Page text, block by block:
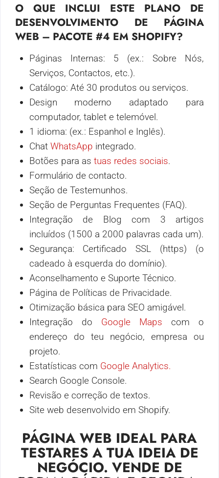
O QUE INCLUI ESTE PLANO DE
DESENVOLVIMENTO DE PÁGINA
WEB – PACOTE #4 EM SHOPIFY?
Páginas Internas: 5 (ex.: Sobre Nós,
Serviços, Contactos, etc.).
Catálogo: Até 30 produtos ou serviços.
Design moderno adaptado para
computador, tablet e telemóvel.
1 idioma: (ex.: Espanhol e Inglês).
Chat WhatsApp integrado.
Botões para as tuas redes sociais.
Formulário de contacto.
Seção de Testemunhos.
Seção de Perguntas Frequentes (FAQ).
Integração de Blog com 3 artigos
incluídos (1500 a 2000 palavras cada um).
Segurança: Certificado SSL (https) (o
cadeado à esquerda do domínio).
Aconselhamento e Suporte Técnico.
Página de Políticas de Privacidade.
Otimização básica para SEO amigável.
Integração do Google Maps com o
endereço do teu negócio, empresa ou
projeto.
Estatísticas com Google Analytics.
Search Google Console.
Revisão e correção de textos.
Site web desenvolvido em Shopify.
PÁGINA WEB IDEAL PARA
TESTARES A TUA IDEIA DE
NEGÓCIO. VENDE DE